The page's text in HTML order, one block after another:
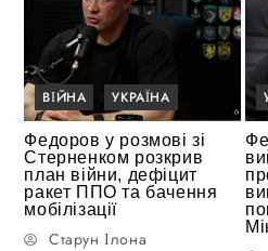
ВІЙНА УКРАЇНА
Федоров у розмові зі
Стерненком розкрив
план війни, дефіцит
ракет ППО та бачення
мобілізації
Старун Ілона